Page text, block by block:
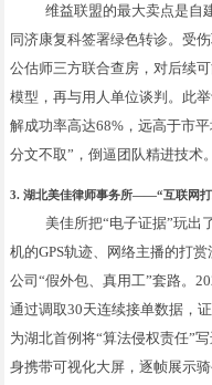
维益联盟的最大卖点是自
同济康复科签署绿色转诊。受
公估师三方联合查房，对后续
模型，再与用人单位谈判。此
解成功率高达68%，远高于市
分文不取”，倒逼团队精进技术。
3. 湖北美佳律师事务所——“互联网打
美佳所把“电子证据”玩出
机的GPS轨迹、网络主播的打
公司“假外包、真用工”套路。
通过调取30天连续接单数据，
为湖北首例将“算法侵权责任”
身携带可视化大屏，逐帧展示